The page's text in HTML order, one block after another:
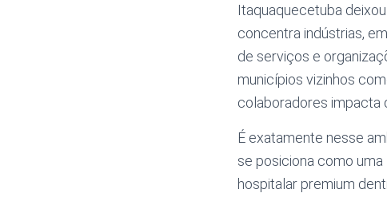
Itaquaquecetuba
concentra indústrias,
de serviços e
municípios vizinhos
colaboradores impacta
É exatamente nesse
se posiciona como
hospitalar premium